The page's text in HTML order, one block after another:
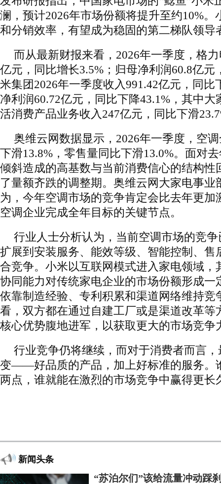
澜，预计2026年市场份额将提升至约10%。
和分销效率，有望成为稳固的第二梯队领导
而从最新财报来看，2026年一季度，格
亿元，同比增长3.5%；归母净利润60.8亿元
米集团2026年一季度收入991.42亿元，同比
净利润60.72亿元，同比下降43.1%，其中
活消费产品业务收入247亿元，同比下滑
奥维云网数据显示，2026年一季度，空
下滑13.8%，零售量同比下滑13.0%。面对
倾斜造成的高基数与当前消费信心的结构性
了量额齐跌的调整期。奥维云网大家电事业
为，今年空调市场的竞争肯定会比去年更加
空调企业完成全年目标的关键节点。
行业人士分析认为，当前空调市场的竞
扩展到安装服务、能效等级、智能控制、售
合竞争。小米以互联网模式进入家电领域，
协同能力对传统家电企业的市场份额形成一
依靠制造经验、专利积累和渠道网络维持竞
看，双方都在通过自建工厂或是渠道改革等
核心优势腹地进军，以获取更大的市场竞争
行业竞争仍将继续，而对于消费者而言
变——好品质的产品，加上好标准的服务。
两点，谁就能在激烈的市场竞争中赢得更长
新闻头条
“苏泊尔们”该给流量冲动踩